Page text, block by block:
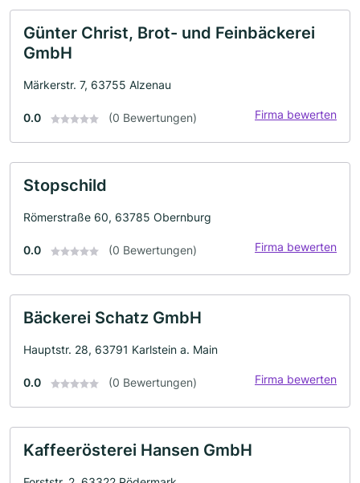
Günter Christ, Brot- und Feinbäckerei
GmbH
Märkerstr. 7, 63755 Alzenau
0.0 (0 Bewertungen) Firma bewerten
Stopschild
Römerstraße 60, 63785 Obernburg
0.0 (0 Bewertungen) Firma bewerten
Bäckerei Schatz GmbH
Hauptstr. 28, 63791 Karlstein a. Main
0.0 (0 Bewertungen) Firma bewerten
Kaffeerösterei Hansen GmbH